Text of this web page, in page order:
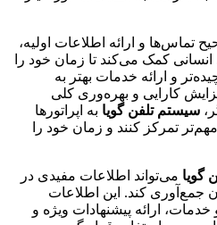
تماس‌ها و ارائه اطلاعات اولیه،
انسانی کمک می‌کند تا زمان خود را
و ارائه خدمات بهتر به
کارایی و بهره‌وری کلی
سیستم تلفن گویا به اپراتورها
تمرکز کنند و زمان خود را
گویا می‌تواند اطلاعات مفیدی در
جمع‌آوری کند. این اطلاعات
ارائه پیشنهادات ویژه و